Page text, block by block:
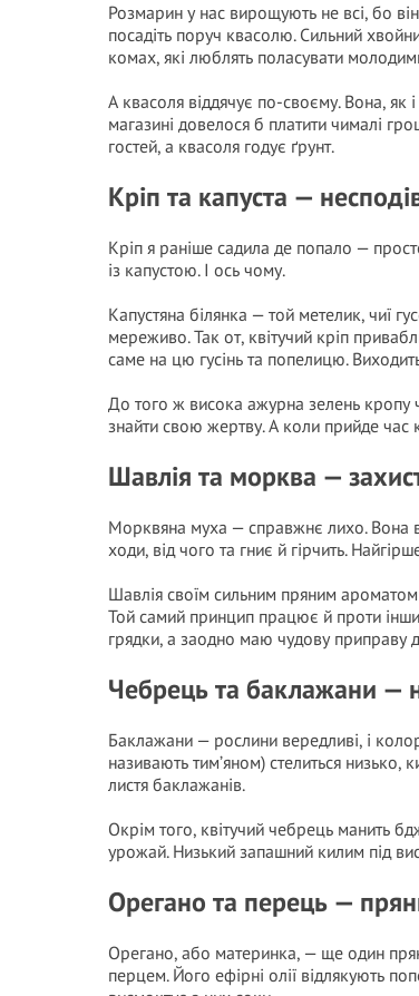
Розмарин у нас вирощують не всі, бо
посадіть поруч квасолю. Сильний
комах, які люблять поласувати
А квасоля віддячує по-своєму. Вона,
магазині довелося б платити чималі
гостей, а квасоля годує ґрунт.
Кріп та капуста —
Кріп я раніше садила де попало —
із капустою. І ось чому.
Капустяна білянка — той метелик, чиї
мереживо. Так от, квітучий кріп
саме на цю гусінь та попелицю.
До того ж висока ажурна зелень кропу
знайти свою жертву. А коли прийде
Шавлія та морква —
Морквяна муха — справжнє лихо. Вона
ходи, від чого та гниє й гірчить.
Шавлія своїм сильним пряним
Той самий принцип працює й проти
грядки, а заодно маю чудову приправу
Чебрець та баклажани —
Баклажани — рослини вередливі, і
називають тим’яном) стелиться
листя баклажанів.
Окрім того, квітучий чебрець манить
урожай. Низький запашний килим під
Орегано та перець —
Орегано, або материнка, — ще один
перцем. Його ефірні олії відлякують